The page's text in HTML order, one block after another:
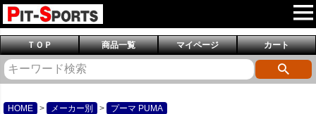
ＴＯＰ 商品一覧 マイページ カート
HOME メーカー別
プーマ PUMA